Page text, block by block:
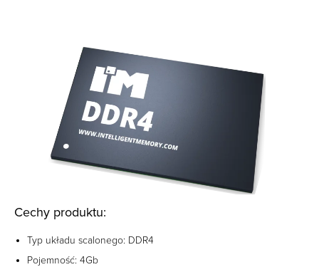
Cechy produktu:
Typ układu scalonego: DDR4
Pojemność: 4Gb